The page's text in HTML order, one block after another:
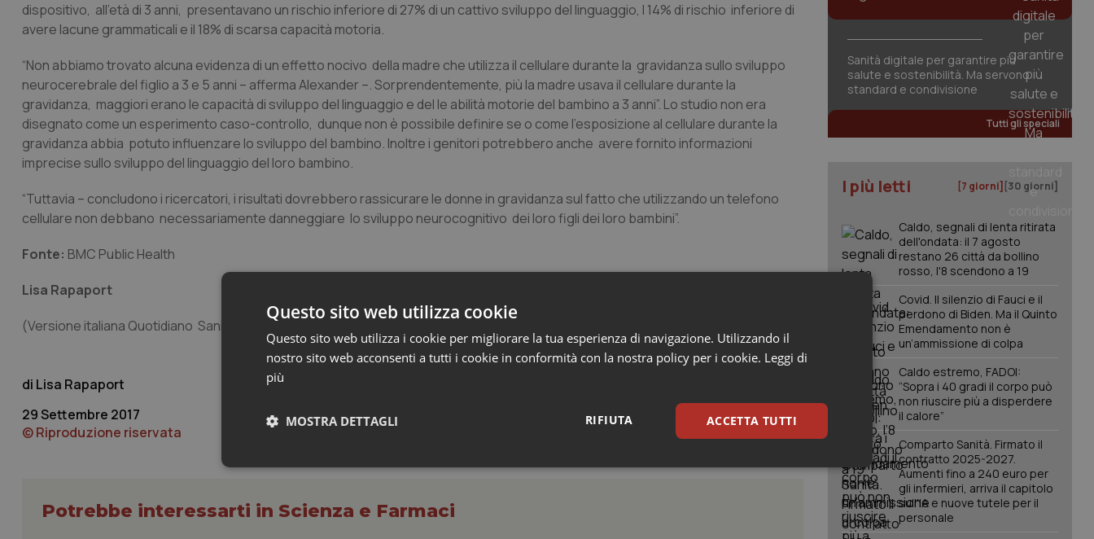
dispositivo, all’età di 3 anni, presentavano un rischio inferiore di 27% di un cattivo sviluppo del linguaggio, l 14% di rischio inferiore di
avere lacune grammaticali e il 18% di scarsa capacità motoria.
“Non abbiamo trovato alcuna evidenza di un effetto nocivo della madre che utilizza il cellulare durante la gravidanza sullo sviluppo
neurocerebrale del figlio a 3 e 5 anni – afferma Alexander –. Sorprendentemente, più la madre usava il cellulare durante la
gravidanza, maggiori erano le capacità di sviluppo del linguaggio e del le abilità motorie del bambino a 3 anni”. Lo studio non era
disegnato come un esperimento caso-controllo, dunque non è possibile definire se o come l’esposizione al cellulare durante la
gravidanza abbia potuto influenzare lo sviluppo del bambino. Inoltre i genitori potrebbero anche avere fornito informazioni
imprecise sullo sviluppo del linguaggio del loro bambino.
“Tuttavia – concludono i ricercatori, i risultati dovrebbero rassicurare le donne in gravidanza sul fatto che utilizzando un telefono
cellulare non debbano necessariamente danneggiare lo sviluppo neurocognitivo dei loro figli dei loro bambini”.
Fonte: BMC Public Health
Lisa Rapaport
(Versione italiana Quotidiano Sanità/ Popular Science)
Lisa Rapaport
29 Settembre 2017
© Riproduzione riservata
Potrebbe interessarti in Scienza e Farmaci
Sanità digitale per garantire più
salute e sostenibilità. Ma servono
standard e condivisione
Tutti gli speciali
I più letti [7 giorni] [30 giorni]
Caldo, segnali di lenta ritirata
dell'ondata: il 7 agosto
restano 26 città da bollino
rosso, l'8 scendono a 19
Covid. Il silenzio di Fauci e il
perdono di Biden. Ma il Quinto
Emendamento non è
un’ammissione di colpa
Caldo estremo, FADOI:
“Sopra i 40 gradi il corpo può
non riuscire più a disperdere
il calore”
Comparto Sanità. Firmato il
contratto 2025-2027.
Aumenti fino a 240 euro per
gli infermieri, arriva il capitolo
sull'IA e nuove tutele per il
personale
Questo sito web utilizza cookie
Questo sito web utilizza i cookie per migliorare la tua esperienza di navigazione. Utilizzando il
nostro sito web acconsenti a tutti i cookie in conformità con la nostra policy per i cookie. Leggi di
più
ACCETTA TUTTI
RIFIUTA
MOSTRA DETTAGLI
Necessari Statistici Marketing